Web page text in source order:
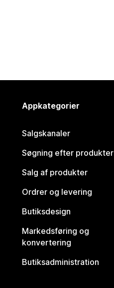
Appkategorier
Salgskanaler
Søgning efter produkter
Salg af produkter
Ordrer og levering
Butiksdesign
Markedsføring og
konvertering
Butiksadministration